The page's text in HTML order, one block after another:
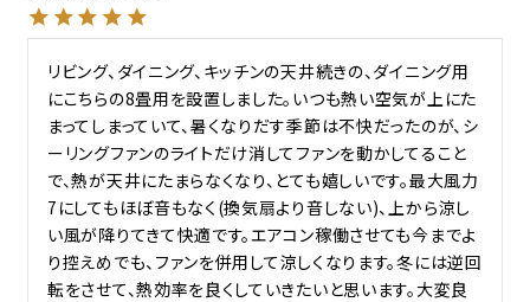
リビング、ダイニング、キッチンの天井続きの、ダイニング用
にこちらの8畳用を設置しました。いつも熱い空気が上にた
まってしまっていて、暑くなりだす季節は不快だったのが、シ
ーリングファンのライトだけ消してファンを動かしてること
で、熱が天井にたまらなくなり、とても嬉しいです。最大風力
7にしてもほぼ音もなく(換気扇より音しない)、上から涼し
い風が降りてきて快適です。エアコン稼働させても今までよ
り控えめでも、ファンを併用して涼しくなります。冬には逆回
転をさせて、熱効率を良くしていきたいと思います。大変良